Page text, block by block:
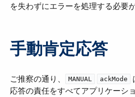
を失わずにエラーを処理する必要
手動肯定応答
ご推察の通り、​ MANUAL ackMode
応答の責任をすべてアプリケーシ